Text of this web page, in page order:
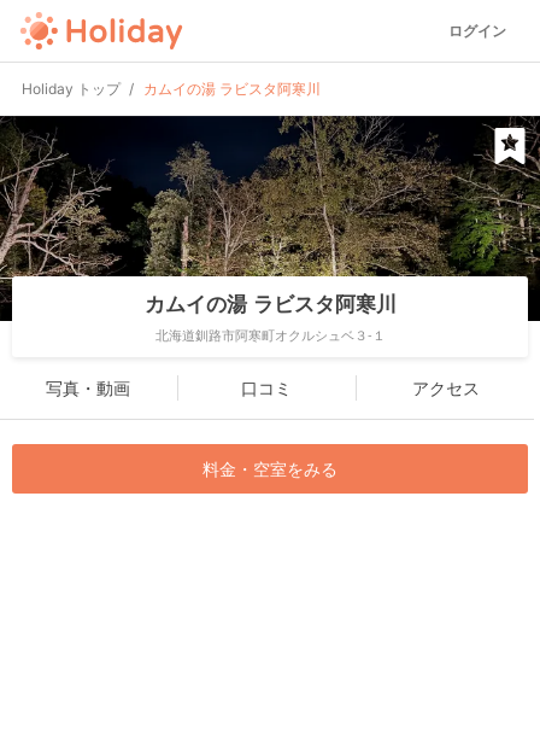
ログイン
Holiday トップ カムイの湯 ラビスタ阿寒川
カムイの湯 ラビスタ阿寒川
北海道釧路市阿寒町オクルシュベ３-１
写真・動画 口コミ アクセス
料金・空室をみる